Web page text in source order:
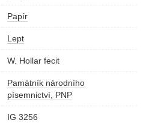
Papír
Lept
W. Hollar fecit
Památník národního
písemnictví, PNP
IG 3256